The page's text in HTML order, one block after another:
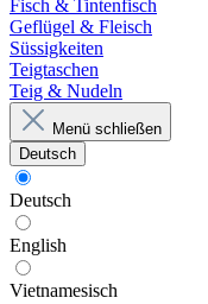
Fisch & Tintenfisch
Geflügel & Fleisch
Süssigkeiten
Teigtaschen
Teig & Nudeln
Menü schließen
Deutsch
Deutsch
English
Vietnamesisch